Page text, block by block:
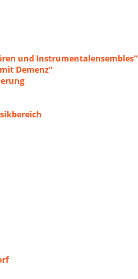
und Instrumentalensembles“
Demenz“